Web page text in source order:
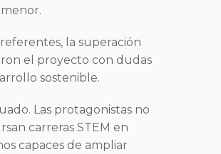
la superación
el proyecto con dudas
sostenible.
Las protagonistas no
carreras STEM en
capaces de ampliar